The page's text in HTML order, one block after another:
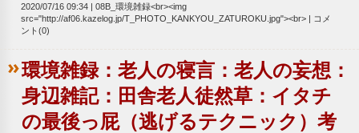
2020/07/16 09:34
08B_環境雑録<br><img
src="http://af06.kazelog.jp/T_PHOTO_KANKYOU_ZATUROKU.jpg"><br>
コメ
ント(0)
環境雑録：老人の寝言：老人の妄想：
身辺雑記：田舎老人徒然草：イタチ
の最後っ屁（逃げるテクニック）考